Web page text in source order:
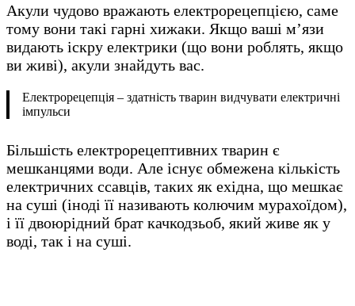
Акули чудово вражають електрорецепцією, саме
тому вони такі гарні хижаки. Якщо ваші м’язи
видають іскру електрики (що вони роблять, якщо
ви живі), акули знайдуть вас.
Електрорецепція – здатність тварин видчувати електричні
імпульси
Більшість електрорецептивних тварин є
мешканцями води. Але існує обмежена кількість
електричних ссавців, таких як ехідна, що мешкає
на суші (іноді її називають колючим мурахоїдом),
і її двоюрідний брат качкодзьоб, який живе як у
воді, так і на суші.